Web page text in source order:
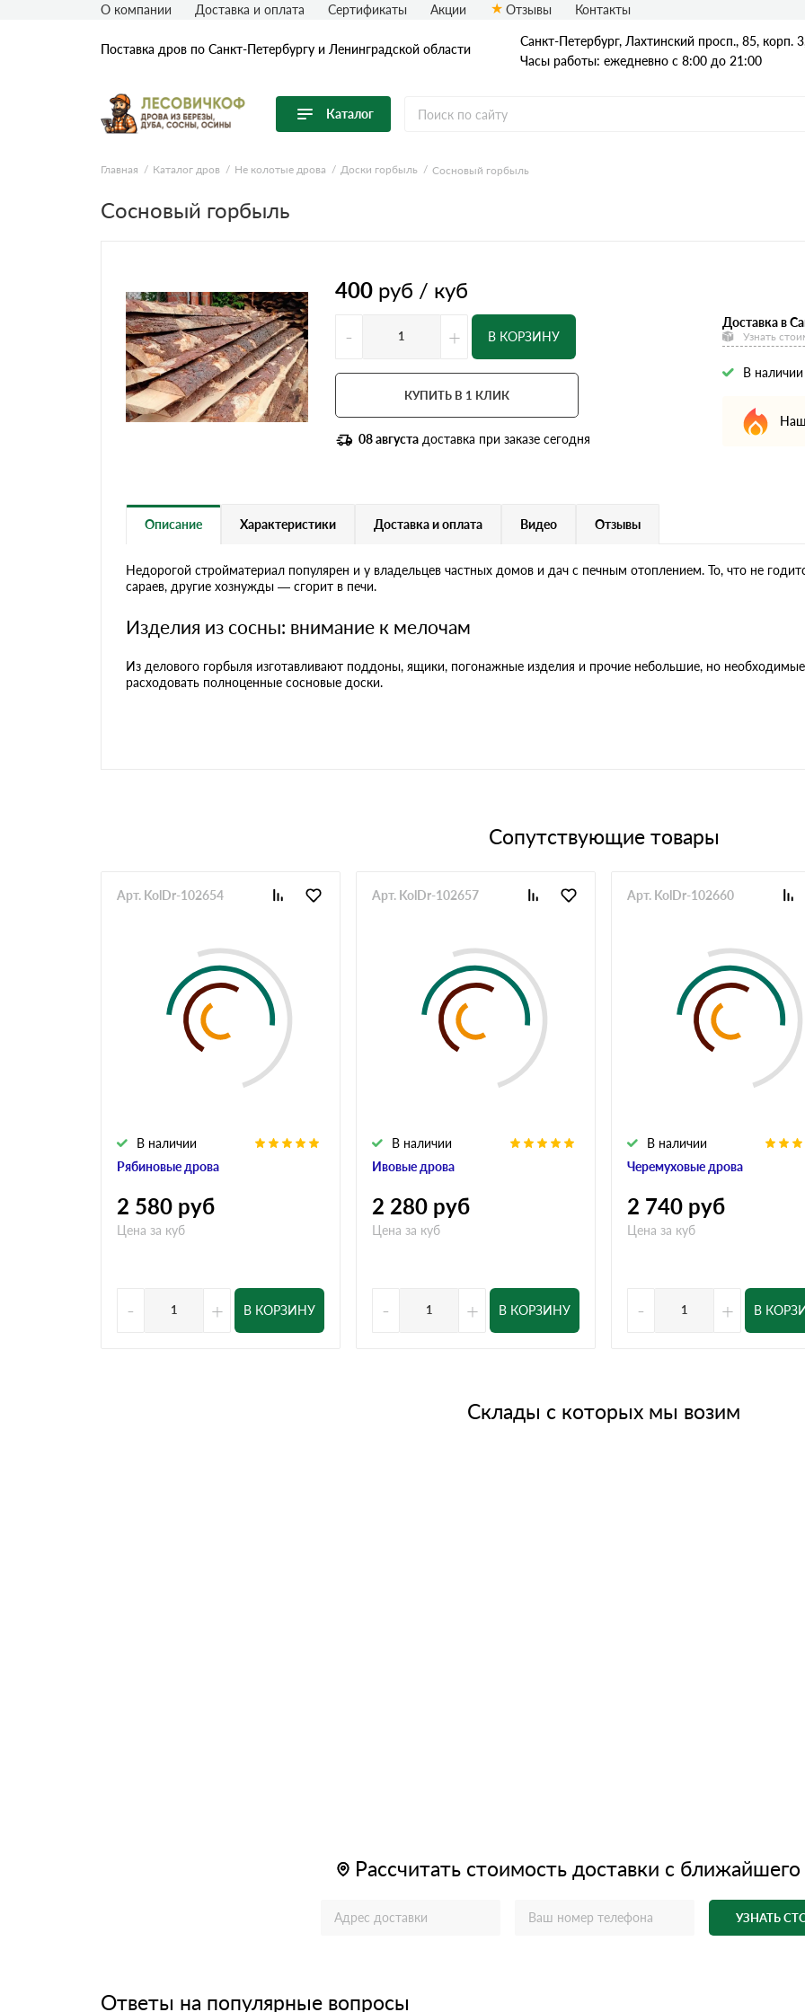
Поставка дров по Санкт-Петербургу и Ленинградской области
Санкт-Петербург, Лахтинский просп., 85, корп.
Часы работы: ежедневно с 8:00 до 21:00
Каталог
Перейти в каталог
Продуктовые линейки
Дрова в сетке
О компании Доставка и оплата Сертификаты Акции Отзывы Контакты
Главная Каталог дров Не колотые дрова Доски горбыль Сосновый горбыль
Сосновый горбыль
400 руб / куб
- + В КОРЗИНУ
КУПИТЬ В 1 КЛИК
08 августа доставка при заказе сегодня
Доставка в
Узнать
В наличии
Описание Характеристики Доставка и оплата Видео Отзывы
Недорогой стройматериал популярен и у владельцев частных домов и дач с печным отоплением. То, что не
сараев, другие хознужды — сгорит в печи.
Изделия из сосны: внимание к мелочам
Из делового горбыля изготавливают поддоны, ящики, погонажные изделия и прочие небольшие, но
расходовать полноценные сосновые доcки.
Сопутствующие товары
Рябиновые дрова
В наличии
Арт. KolDr-102654
2 580 руб
Цена за куб
- + В КОРЗИНУ
Ивовые дрова
В наличии
Арт. KolDr-102657
2 280 руб
Цена за куб
- + В КОРЗИНУ
Черемуховые дрова
В наличии
Арт. KolDr-102660
2 740 руб
Цена за куб
- + В
Склады с которых мы возим
Рассчитать стоимость доставки с ближайшего
УЗНАТЬ
Ответы на популярные вопросы